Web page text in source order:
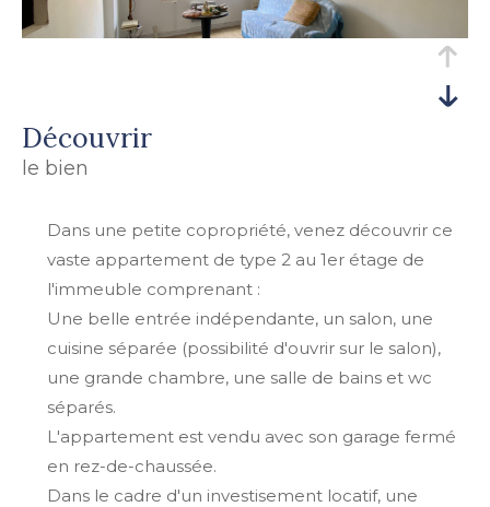
découvrir
le bien
Dans une petite copropriété, venez découvrir ce
vaste appartement de type 2 au 1er étage de
l'immeuble comprenant :
Une belle entrée indépendante, un salon, une
cuisine séparée (possibilité d'ouvrir sur le salon),
une grande chambre, une salle de bains et wc
séparés.
L'appartement est vendu avec son garage fermé
en rez-de-chaussée.
Dans le cadre d'un investisement locatif, une